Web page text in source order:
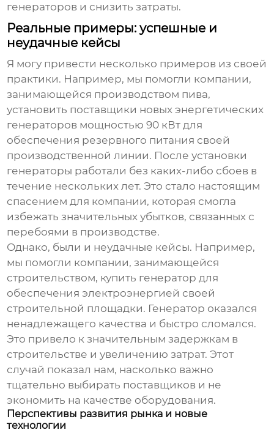
генераторов и снизить затраты.
Реальные примеры: успешные и
неудачные кейсы
Я могу привести несколько примеров из своей
практики. Например, мы помогли компании,
занимающейся производством пива,
установить поставщики новых энергетических
генераторов мощностью 90 кВт для
обеспечения резервного питания своей
производственной линии. После установки
генераторы работали без каких-либо сбоев в
течение нескольких лет. Это стало настоящим
спасением для компании, которая смогла
избежать значительных убытков, связанных с
перебоями в производстве.
Однако, были и неудачные кейсы. Например,
мы помогли компании, занимающейся
строительством, купить генератор для
обеспечения электроэнергией своей
строительной площадки. Генератор оказался
ненадлежащего качества и быстро сломался.
Это привело к значительным задержкам в
строительстве и увеличению затрат. Этот
случай показал нам, насколько важно
тщательно выбирать поставщиков и не
экономить на качестве оборудования.
Перспективы развития рынка и новые
технологии